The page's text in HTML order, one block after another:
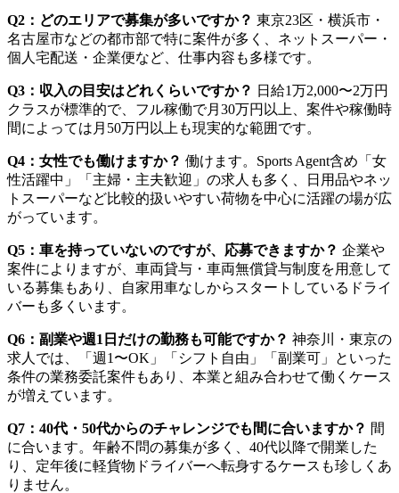
Q2：どのエリアで募集が多いですか？ 東京23区・横浜市・
名古屋市などの都市部で特に案件が多く、ネットスーパー・
個人宅配送・企業便など、仕事内容も多様です。
Q3：収入の目安はどれくらいですか？ 日給1万2,000〜2万円
クラスが標準的で、フル稼働で月30万円以上、案件や稼働時
間によっては月50万円以上も現実的な範囲です。
Q4：女性でも働けますか？ 働けます。Sports Agent含め「女
性活躍中」「主婦・主夫歓迎」の求人も多く、日用品やネッ
トスーパーなど比較的扱いやすい荷物を中心に活躍の場が広
がっています。
Q5：車を持っていないのですが、応募できますか？ 企業や
案件によりますが、車両貸与・車両無償貸与制度を用意して
いる募集もあり、自家用車なしからスタートしているドライ
バーも多くいます。
Q6：副業や週1日だけの勤務も可能ですか？ 神奈川・東京の
求人では、「週1〜OK」「シフト自由」「副業可」といった
条件の業務委託案件もあり、本業と組み合わせて働くケース
が増えています。
Q7：40代・50代からのチャレンジでも間に合いますか？ 間
に合います。年齢不問の募集が多く、40代以降で開業した
り、定年後に軽貨物ドライバーへ転身するケースも珍しくあ
りません。